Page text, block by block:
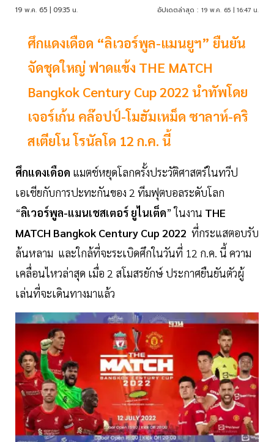
19 พ.ค. 65 | 09:35 น. อัปเดตล่าสุด : 19 พ.ค. 65 | 16:47 น.
ศึกแดงเดือด “ลิเวอร์พูล-แมนยูฯ” ยืนยัน
จัดชุดใหญ่ ฟาดแข้ง THE MATCH
Bangkok Century Cup 2022 นำทัพโดย
เจอร์เก้น คล๊อปป์-โมฮัมเหม็ด ซาลาห์-คริ
สเตียโน โรนัลโด 12 ก.ค. นี้
ศึกแดงเดือด แมตช์หยุดโลกครั้งประวัติศาสตร์ในทวีป
เอเชียกับการปะทะกันของ 2 ทีมฟุตบอลระดับโลก
“ลิเวอร์พูล-แมนเชสเตอร์ ยูไนเต็ด” ในงาน THE
MATCH Bangkok Century Cup 2022 ที่กระแสตอบรับ
ล้นหลาม และใกล้ที่จะระเบิดศึกในวันที่ 12 ก.ค. นี้ ความ
เคลื่อนไหวล่าสุด เมื่อ 2 สโมสรยักษ์ ประกาศยืนยันตัวผู้
เล่นที่จะเดินทางมาแล้ว